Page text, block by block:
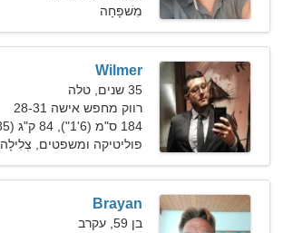
מִשׁפָּחָה
Wilmer
35 שנים, טלה
רווק מחפש אישה 28-31
184 ס"מ (6'1"), 84 ק"ג (185 פאונד)
פוליטיקה ומשפטים, צְלִילָה
Brayan
בן 59, עקרב